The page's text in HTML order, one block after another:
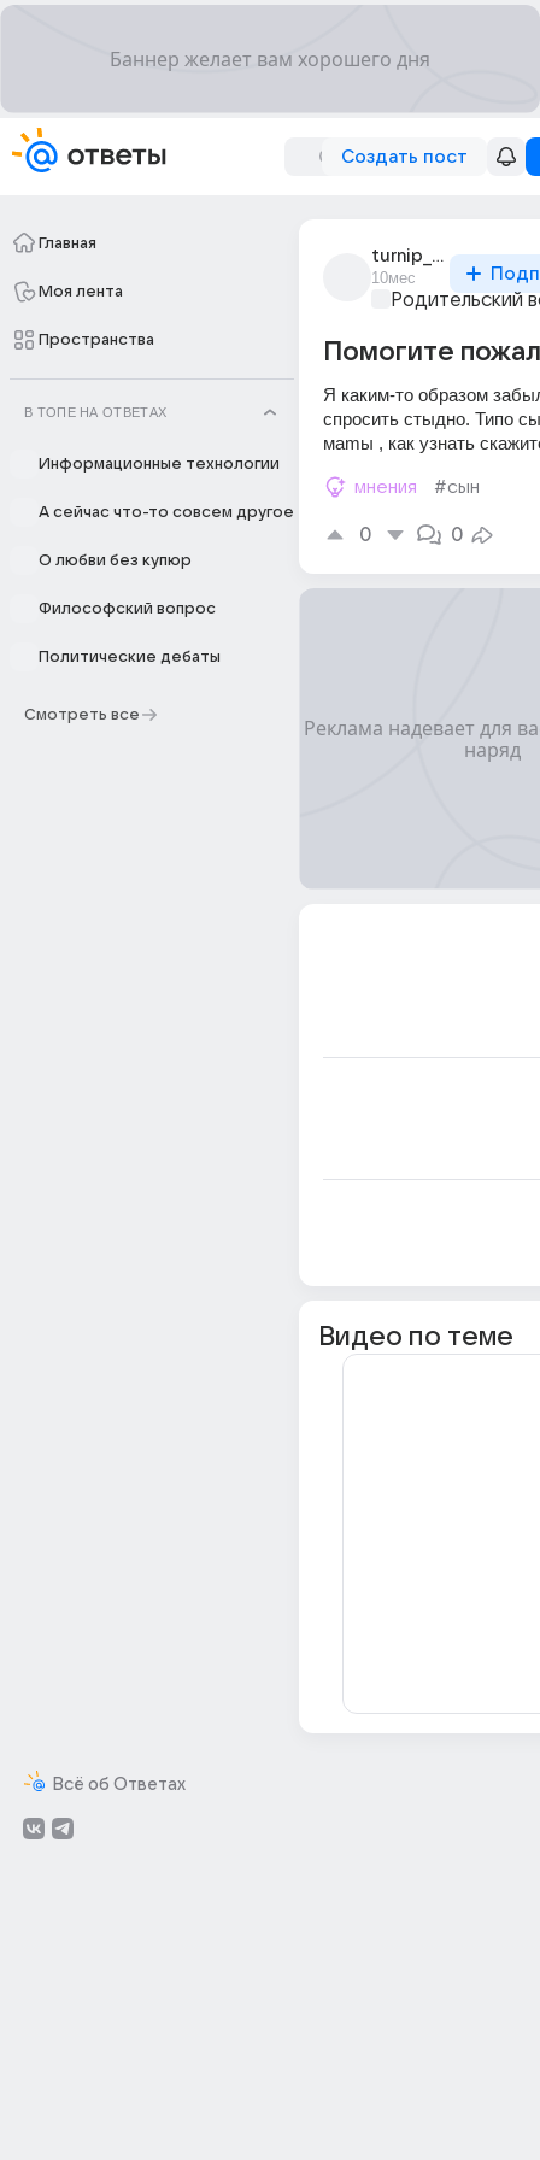
Создать пост
Главная
Моя лента
Пространства
В ТОПЕ НА ОТВЕТАХ
Информационные технологии
А сейчас что-то совсем другое
О любви без купюр
Философский вопрос
Политические дебаты
Смотреть все
Всё об Ответах
turnip_6855
10мес
Родительский
Помогите
Я каким-то образом
спросить стыдно. Типо
маmы , как узнать
мнения #сын
0 0
Видео по теме